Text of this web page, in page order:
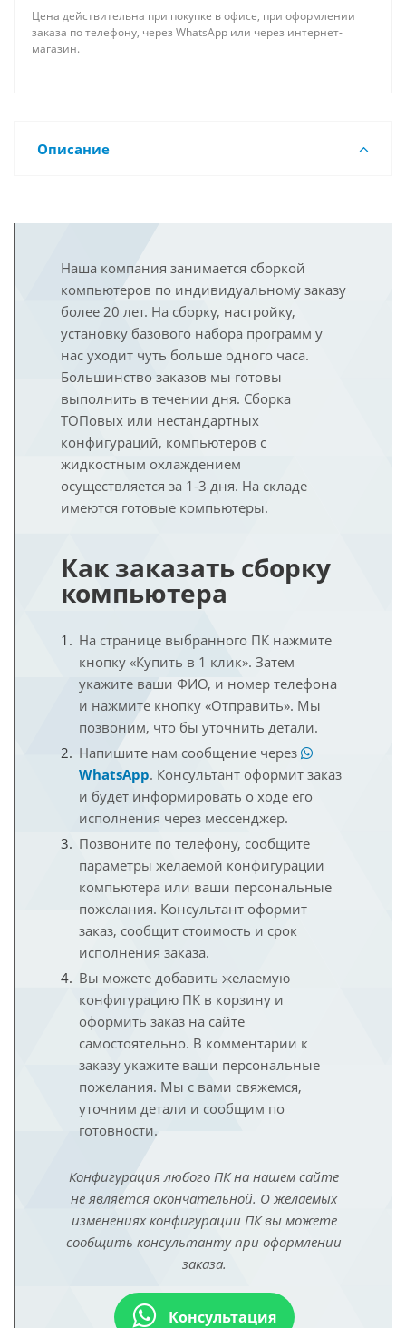
Цена действительна при покупке в офисе, при оформлении
заказа по телефону, через WhatsApp или через интернет-
магазин.
Описание
Наша компания занимается сборкой
компьютеров по индивидуальному заказу
более 20 лет. На сборку, настройку,
установку базового набора программ у
нас уходит чуть больше одного часа.
Большинство заказов мы готовы
выполнить в течении дня. Сборка
ТОПовых или нестандартных
конфигураций, компьютеров с
жидкостным охлаждением
осуществляется за 1-3 дня. На складе
имеются готовые компьютеры.
Как заказать сборку
компьютера
На странице выбранного ПК нажмите
кнопку «Купить в 1 клик». Затем
укажите ваши ФИО, и номер телефона
и нажмите кнопку «Отправить». Мы
позвоним, что бы уточнить детали.
Напишите нам сообщение через
WhatsApp. Консультант оформит заказ
и будет информировать о ходе его
исполнения через мессенджер.
Позвоните по телефону, сообщите
параметры желаемой конфигурации
компьютера или ваши персональные
пожелания. Консультант оформит
заказ, сообщит стоимость и срок
исполнения заказа.
Вы можете добавить желаемую
конфигурацию ПК в корзину и
оформить заказ на сайте
самостоятельно. В комментарии к
заказу укажите ваши персональные
пожелания. Мы с вами свяжемся,
уточним детали и сообщим по
готовности.
Конфигурация любого ПК на нашем сайте
не является окончательной. О желаемых
изменениях конфигурации ПК вы можете
сообщить консультанту при оформлении
заказа.
Консультация